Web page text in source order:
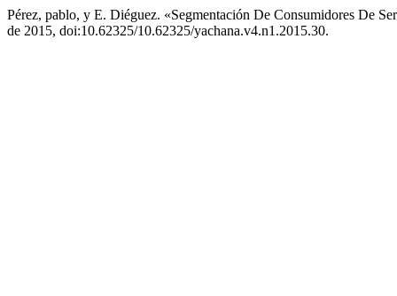
Pérez, pablo, y E. Diéguez. «Segmentación De Consumidores De
de 2015, doi:10.62325/10.62325/yachana.v4.n1.2015.30.